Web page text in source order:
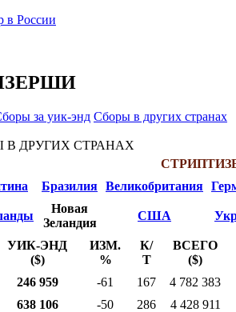
в России
за уик-энд Сборы в других странах
ДРУГИХ СТРАНАХ
Бразилия Великобритания
Новая
Зеландия
США
УИК-ЭНД
($)
ИЗМ.
%
К/
Т
ВСЕГО
($)
246 959 -61 167
4 782 383
638 106 -50 286
4 428 911